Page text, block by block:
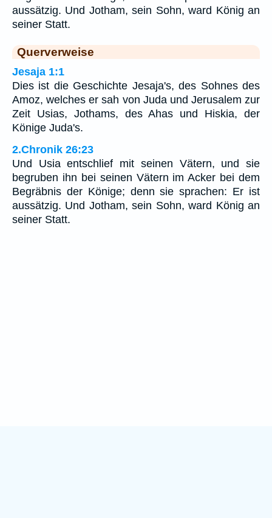
aussätzig. Und Jotham, sein Sohn, ward König an
seiner Statt.
Querverweise
Jesaja 1:1
Dies ist die Geschichte Jesaja's, des Sohnes des
Amoz, welches er sah von Juda und Jerusalem zur
Zeit Usias, Jothams, des Ahas und Hiskia, der
Könige Juda's.
2.Chronik 26:23
Und Usia entschlief mit seinen Vätern, und sie
begruben ihn bei seinen Vätern im Acker bei dem
Begräbnis der Könige; denn sie sprachen: Er ist
aussätzig. Und Jotham, sein Sohn, ward König an
seiner Statt.